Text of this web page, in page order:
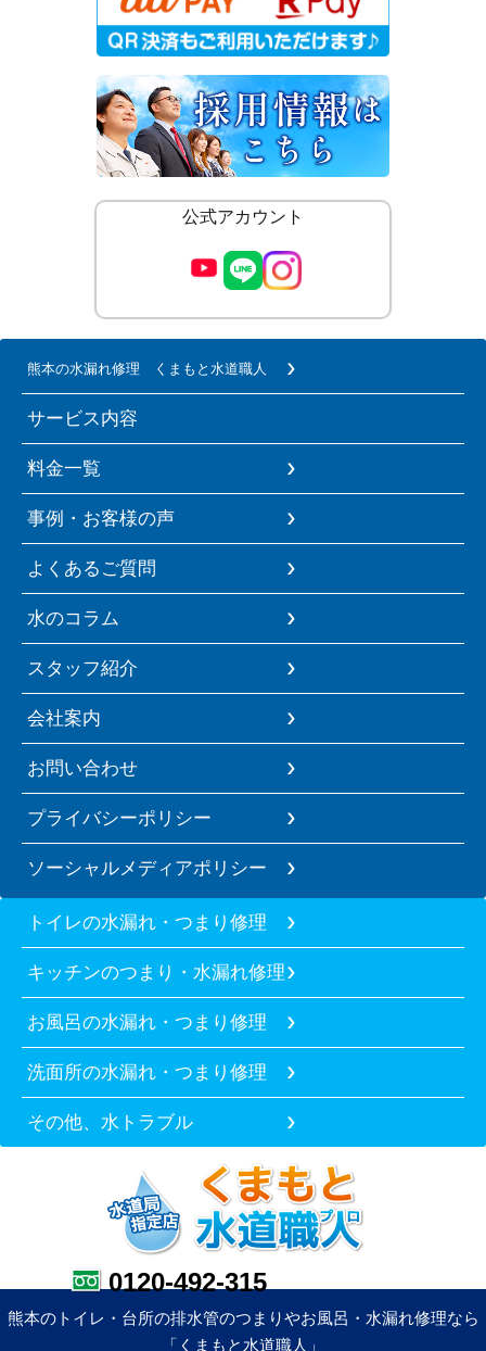
公式アカウント
熊本の水漏れ修理 くまもと水道職人
サービス内容
料金一覧
事例・お客様の声
よくあるご質問
水のコラム
スタッフ紹介
会社案内
お問い合わせ
プライバシーポリシー
ソーシャルメディアポリシー
トイレの水漏れ・つまり修理
キッチンのつまり・水漏れ修理
お風呂の水漏れ・つまり修理
洗面所の水漏れ・つまり修理
その他、水トラブル
0120-492-315
熊本のトイレ・台所の排水管のつまりやお風呂・水漏れ修理なら
「くまもと水道職人」